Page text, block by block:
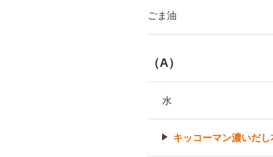
ごま油
（A）
水
キッコーマン濃いだ